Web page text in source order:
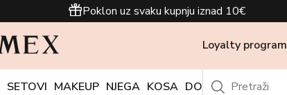
Poklon uz svaku kupnju iznad 10€
Loyalty program
SETOVI MAKEUP NJEGA KOSA DODACI OUTLET